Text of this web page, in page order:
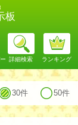
板
詳細検索 ランキング
30件 50件